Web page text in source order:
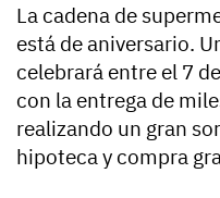
La cadena de
está de aniversario.
celebrará entre el 7
con la entrega de
realizando un gran
hipoteca y compra